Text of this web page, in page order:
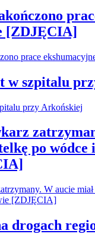
[ZDJĘCIA]
w szpitalu
po wódce
drogach